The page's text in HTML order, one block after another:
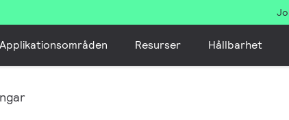
Applikationsområden Resurser Hållbarhet